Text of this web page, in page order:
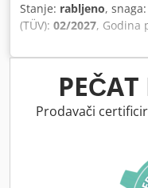
Stanje: rabljeno, snaga:
(TÜV): 02/2027, Godina
kabina,
kotača,
PEČAT
Prodavači